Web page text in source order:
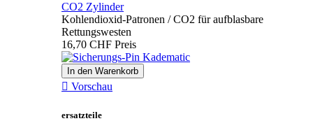
CO2 Zylinder
Kohlendioxid-Patronen / CO2 für aufblasbare
Rettungswesten
16,70 CHF Preis
In den Warenkorb
 Vorschau
ersatzteile